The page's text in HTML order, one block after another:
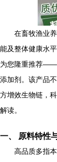
在畜牧渔业
能及整体健康水
为您隆重推荐——
添加剂。该产品
方增效生物链，
解读。
一、 原料特性
高品质多指